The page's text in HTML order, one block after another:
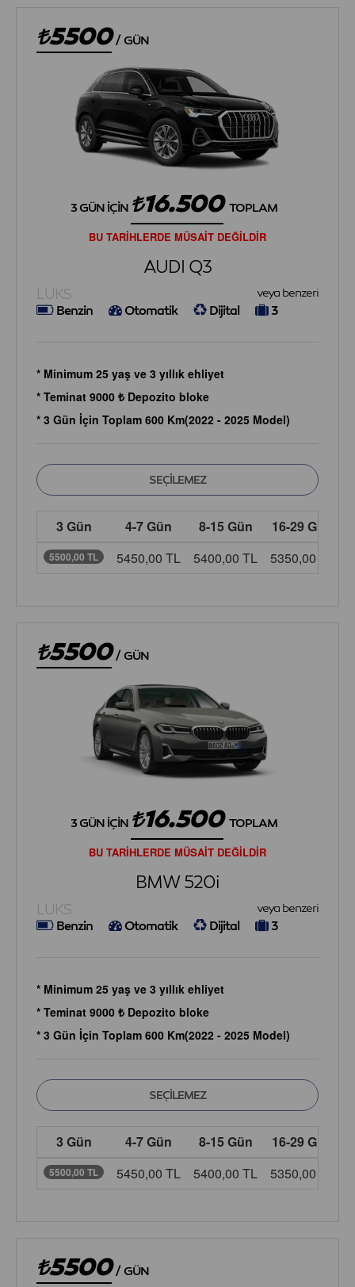
5500 / GÜN
3 GÜN İÇIN 16.500 TOPLAM
BU TARİHLERDE MÜSAİT DEĞİLDİR
AUDI Q3
LUKS veya benzeri
Benzin Otomatik Dijital 3
* Minimum 25 yaş ve 3 yıllık ehliyet
* Teminat 9000 ₺ Depozito bloke
* 3 Gün İçin Toplam 600 Km(2022 - 2025 Model)
3 Gün 4-7 Gün 8-15 Gün 16-29 Gün
5500,00 TL 5450,00 TL 5400,00 TL 5350,00 TL
5500 / GÜN
3 GÜN İÇIN 16.500 TOPLAM
BU TARİHLERDE MÜSAİT DEĞİLDİR
BMW 520i
LUKS veya benzeri
Benzin Otomatik Dijital 3
* Minimum 25 yaş ve 3 yıllık ehliyet
* Teminat 9000 ₺ Depozito bloke
* 3 Gün İçin Toplam 600 Km(2022 - 2025 Model)
3 Gün 4-7 Gün 8-15 Gün 16-29 Gün
5500,00 TL 5450,00 TL 5400,00 TL 5350,00 TL
5500 / GÜN